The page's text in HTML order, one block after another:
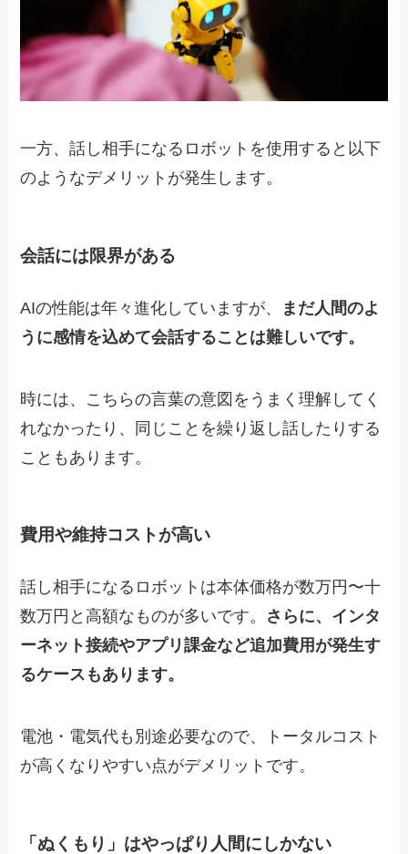
一方、話し相手になるロボットを使用すると以下
のようなデメリットが発生します。
会話には限界がある
AIの性能は年々進化していますが、
まだ人間のよ
うに感情を込めて会話することは難しいです。
時には、こちらの言葉の意図をうまく理解してく
れなかったり、同じことを繰り返し話したりする
こともあります。
費用や維持コストが高い
話し相手になるロボットは本体価格が数万円〜十
数万円と高額なものが多いです。 さらに、インタ
ーネット接続やアプリ課金など追加費用が発生す
るケースもあります。
電池・電気代も別途必要なので、トータルコスト
が高くなりやすい点がデメリットです。
「ぬくもり」はやっぱり人間にしかない